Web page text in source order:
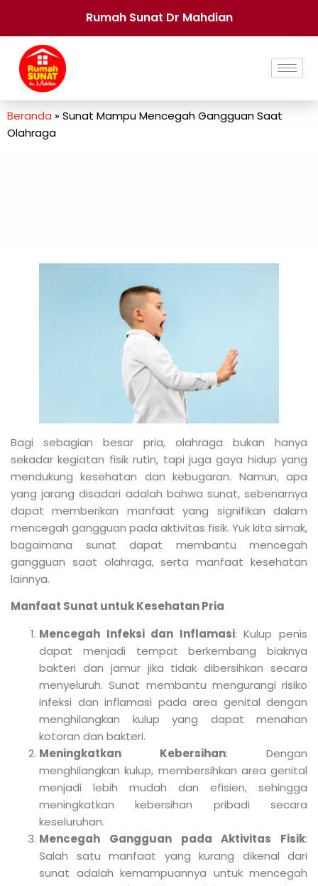
Rumah Sunat Dr Mahdian
Beranda »Sunat Mampu Mencegah Gangguan Saat
Olahraga
Bagi sebagian besar pria, olahraga bukan hanya
sekadar kegiatan fisik rutin, tapi juga gaya hidup yang
mendukung kesehatan dan kebugaran. Namun, apa
yang jarang disadari adalah bahwa sunat, sebenarnya
dapat memberikan manfaat yang signifikan dalam
mencegah gangguan pada aktivitas fisik. Yuk kita simak,
bagaimana sunat dapat membantu mencegah
gangguan saat olahraga, serta manfaat kesehatan
lainnya.
Manfaat Sunat untuk Kesehatan Pria
Mencegah Infeksi dan Inflamasi: Kulup penis
dapat menjadi tempat berkembang biaknya
bakteri dan jamur jika tidak dibersihkan secara
menyeluruh. Sunat membantu mengurangi risiko
infeksi dan inflamasi pada area genital dengan
menghilangkan kulup yang dapat menahan
kotoran dan bakteri.
Meningkatkan Kebersihan: Dengan
menghilangkan kulup, membersihkan area genital
menjadi lebih mudah dan efisien, sehingga
meningkatkan kebersihan pribadi secara
keseluruhan.
Mencegah Gangguan pada Aktivitas Fisik:
Salah satu manfaat yang kurang dikenal dari
sunat adalah kemampuannya untuk mencegah